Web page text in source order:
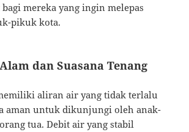
mereka yang ingin melepas
pikuk kota.
dan Suasana Tenang
aliran air yang tidak terlalu
aman untuk dikunjungi oleh anak-
tua. Debit air yang stabil